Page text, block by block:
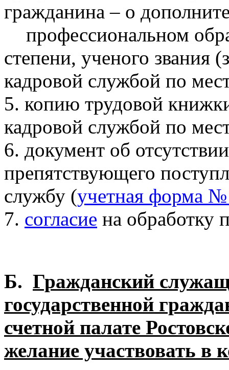
гражданина – о
профессиональном
степени, ученого звания
кадровой службой по
5. копию трудовой
кадровой службой по
6. документ об
препятствующего
службу (учетная форма
7. согласие на обработку
Б. Гражданский
государственной
счетной палате
желание участвовать в